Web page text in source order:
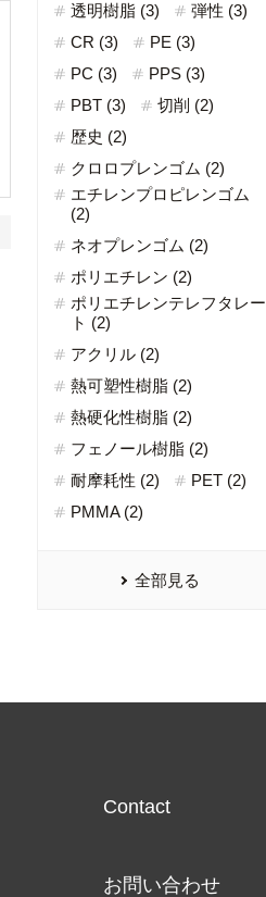
透明樹脂 (3)
弾性 (3)
CR (3)
PE (3)
PC (3)
PPS (3)
PBT (3)
切削 (2)
歴史 (2)
クロロプレンゴム (2)
エチレンプロピレンゴム
(2)
ネオプレンゴム (2)
ポリエチレン (2)
ポリエチレンテレフタレー
ト (2)
アクリル (2)
熱可塑性樹脂 (2)
熱硬化性樹脂 (2)
フェノール樹脂 (2)
耐摩耗性 (2)
PET (2)
PMMA (2)
全部見る
Contact
お問い合わせ